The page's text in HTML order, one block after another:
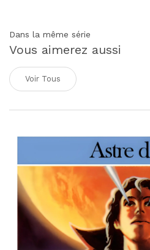
Dans la même série
Vous aimerez aussi
Voir Tous